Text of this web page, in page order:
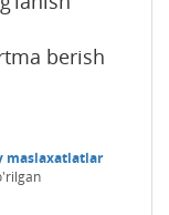
berish
maslaxatlatlar